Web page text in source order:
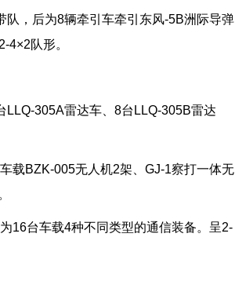
队，后为8辆牵引车牵引东风-5B洲际导弹
4×2队形。
LLQ-305A雷达车、8台LLQ-305B雷达
载BZK-005无人机2架、GJ-1察打一体无
16台车载4种不同类型的通信装备。呈2-